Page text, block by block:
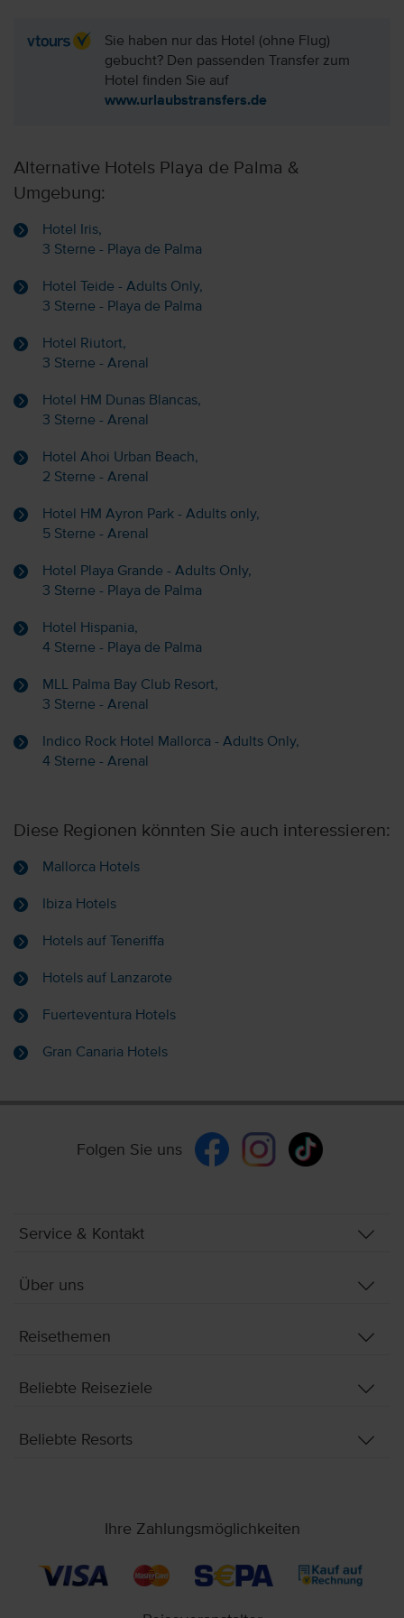
Sie haben nur das Hotel (ohne Flug)
gebucht? Den passenden Transfer zum
Hotel finden Sie auf
www.urlaubstransfers.de
Alternative Hotels Playa de Palma &
Umgebung:
Hotel Iris,
3 Sterne - Playa de Palma
Hotel Teide - Adults Only,
3 Sterne - Playa de Palma
Hotel Riutort,
3 Sterne - Arenal
Hotel HM Dunas Blancas,
3 Sterne - Arenal
Hotel Ahoi Urban Beach,
2 Sterne - Arenal
Hotel HM Ayron Park - Adults only,
5 Sterne - Arenal
Hotel Playa Grande - Adults Only,
3 Sterne - Playa de Palma
Hotel Hispania,
4 Sterne - Playa de Palma
MLL Palma Bay Club Resort,
3 Sterne - Arenal
Indico Rock Hotel Mallorca - Adults Only,
4 Sterne - Arenal
Diese Regionen könnten Sie auch interessieren:
Mallorca Hotels
Ibiza Hotels
Hotels auf Teneriffa
Hotels auf Lanzarote
Fuerteventura Hotels
Gran Canaria Hotels
Folgen Sie uns
Service & Kontakt
Über uns
Reisethemen
Beliebte Reiseziele
Beliebte Resorts
Ihre Zahlungsmöglichkeiten